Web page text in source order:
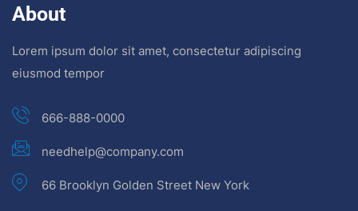
About
Lorem ipsum dolor sit amet, consectetur adipiscing
eiusmod tempor
666-888-0000
needhelp@company.com
66 Brooklyn Golden Street New York